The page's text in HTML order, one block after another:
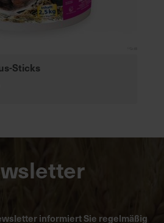
Sticks
informiert Sie regelmäßig